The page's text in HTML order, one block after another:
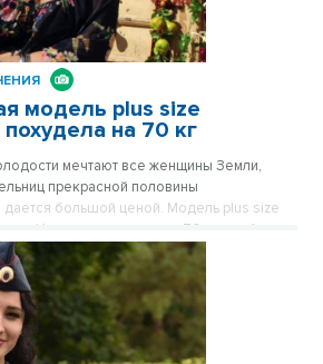
модель plus size
на 70 кг
мечтают все женщины Земли,
прекрасной половины
дается большой ценой. Модель plus size
Иванова похудела на 70 кг, чтобы
О том, что ей пришлось пережить, она